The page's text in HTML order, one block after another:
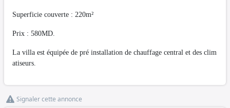
Superficie couverte : 220m²
Prix : 580MD.
La villa est équipée de pré installation de chauffage central et des clim
atiseurs.
Signaler cette annonce